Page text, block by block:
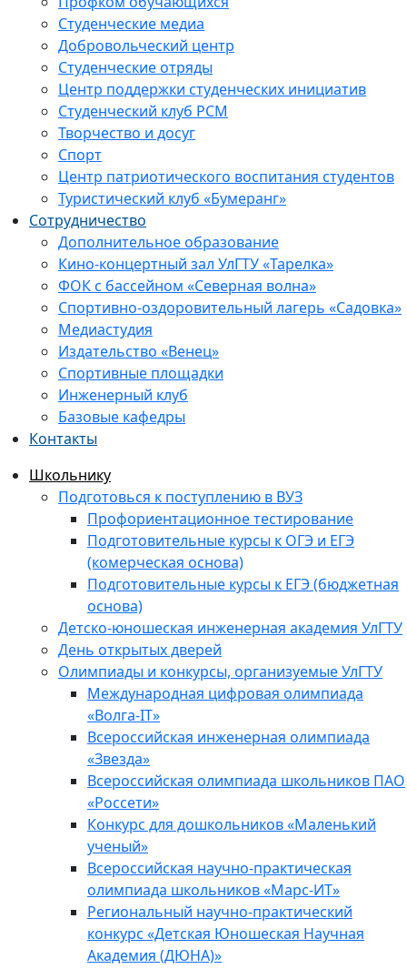
Студенческие медиа
Добровольческий центр
Студенческие отряды
Центр поддержки студенческих инициатив
Студенческий клуб РСМ
Творчество и досуг
Спорт
Центр патриотического воспитания студентов
Туристический клуб «Бумеранг»
Сотрудничество
Дополнительное образование
Кино-концертный зал УлГТУ «Тарелка»
ФОК с бассейном «Северная волна»
Спортивно-оздоровительный лагерь «Садовка»
Медиастудия
Издательство «Венец»
Спортивные площадки
Инженерный клуб
Базовые кафедры
Контакты
Школьнику
Подготовься к поступлению в ВУЗ
Профориентационное тестирование
Подготовительные курсы к ОГЭ и ЕГЭ
(комерческая основа)
Подготовительные курсы к ЕГЭ (бюджетная
основа)
Детско-юношеская инженерная академия УлГТУ
День открытых дверей
Олимпиады и конкурсы, организуемые УлГТУ
Международная цифровая олимпиада
«Волга-IT»
Всероссийская инженерная олимпиада
«Звезда»
Всероссийская олимпиада школьников ПАО
«Россети»
Конкурс для дошкольников «Маленький
ученый»
Всероссийская научно-практическая
олимпиада школьников «Марс-ИТ»
Региональный научно-практический
конкурс «Детская Юношеская Научная
Академия (ДЮНА)»